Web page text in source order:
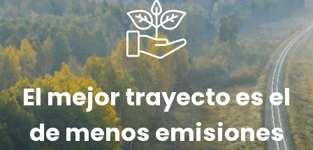
El mejor trayecto es el
de menos emisiones